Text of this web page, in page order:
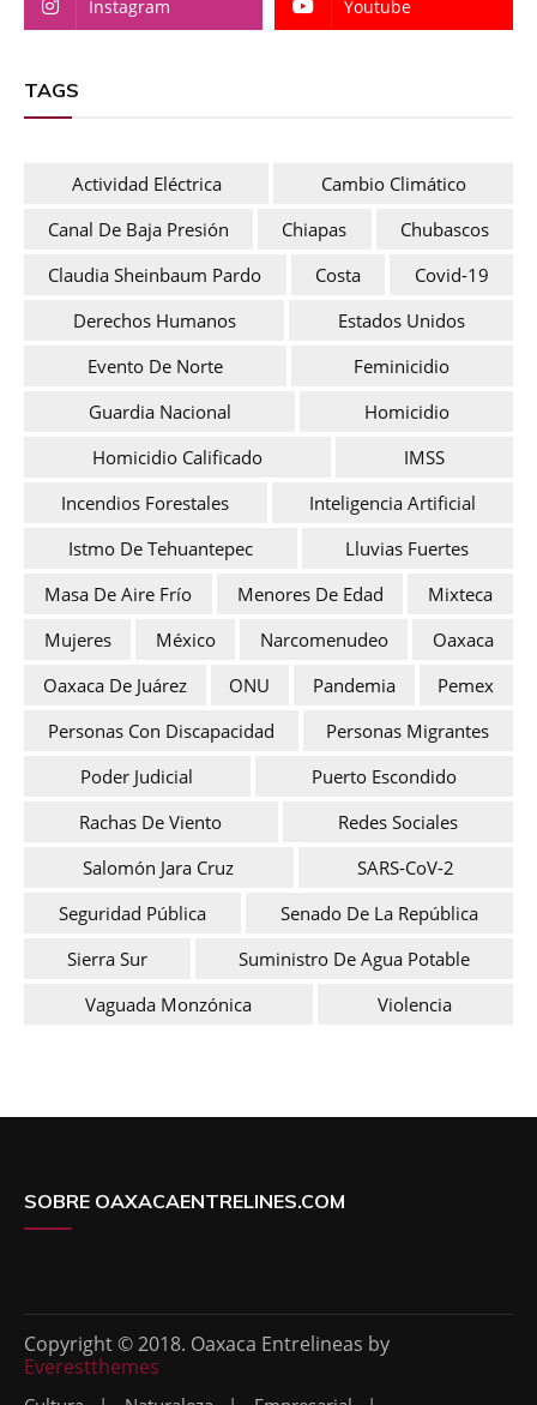
Instagram Youtube
TAGS
Actividad Eléctrica
Cambio Climático
Canal De Baja Presión
Chiapas
Chubascos
Claudia Sheinbaum Pardo
Costa
Covid-19
Derechos Humanos
Estados Unidos
Evento De Norte
Feminicidio
Guardia Nacional
Homicidio
Homicidio Calificado
IMSS
Incendios Forestales
Inteligencia Artificial
Istmo De Tehuantepec
Lluvias Fuertes
Masa De Aire Frío
Menores De Edad
Mixteca
Mujeres
México Narcomenudeo
Oaxaca
Oaxaca De Juárez
ONU Pandemia
Pemex
Personas Con Discapacidad
Personas Migrantes
Poder Judicial
Puerto Escondido
Rachas De Viento
Redes Sociales
Salomón Jara Cruz
SARS-CoV-2
Seguridad Pública
Senado De La República
Sierra Sur
Suministro De Agua Potable
Vaguada Monzónica
Violencia
SOBRE OAXACAENTRELINES.COM
Copyright © 2018. Oaxaca Entrelineas by
Everestthemes